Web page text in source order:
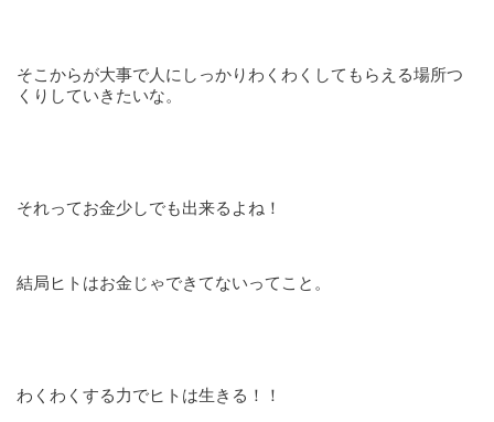
そこからが大事で人にしっかりわくわくしてもらえる場所つ
くりしていきたいな。
それってお金少しでも出来るよね！
結局ヒトはお金じゃできてないってこと。
わくわくする力でヒトは生きる！！